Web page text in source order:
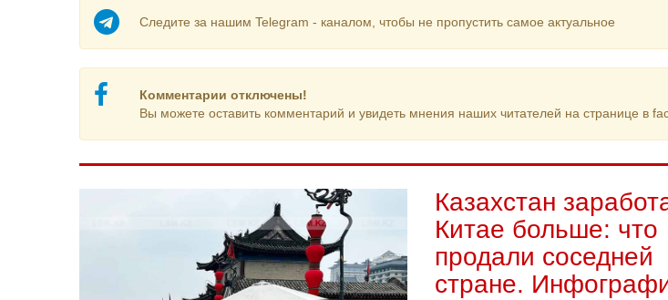
Следите за нашим Telegram - каналом, чтобы не пропустить самое актуальное
Комментарии отключены!
Вы можете оставить комментарий и увидеть мнения наших читателей на странице в
Казахстан
Китае больше: что
продали соседней
стране.